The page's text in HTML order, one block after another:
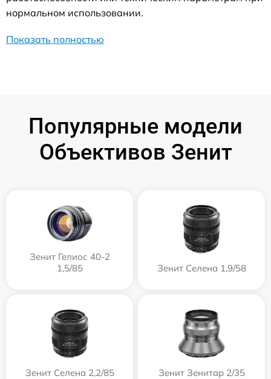
нормальном использовании.
Показать полностью
Популярные модели
Объективов Зенит
Зенит Гелиос 40-2
1,5/85
Зенит Селена 1,9/58
Зенит Селена 2,2/85 Зенит Зенитар 2/35